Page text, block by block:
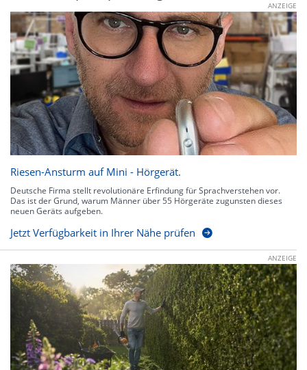
ANZEIGE
Riesen-Ansturm auf Mini - Hörgerät.
Deutsche Firma stellt revolutionäre Erfindung für Sprachverstehen vor.
Das ist der Grund, warum Männer über 55 Hörgeräte zugunsten dieses
neuen Geräts aufgeben.
Jetzt Verfügbarkeit in Ihrer Nähe prüfen
ANZEIGE